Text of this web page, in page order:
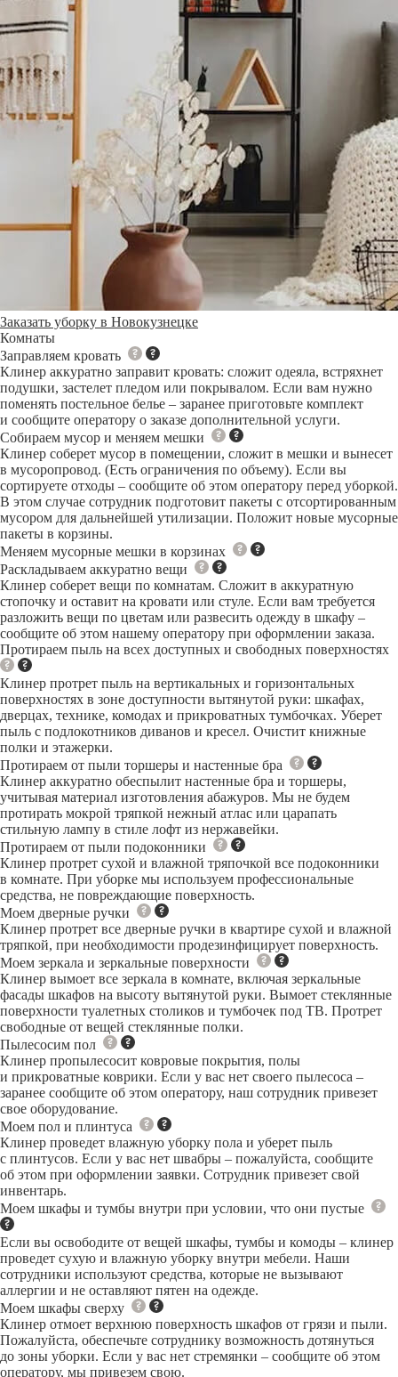
Заказать уборку в Новокузнецке
Комнаты
Заправляем кровать
Клинер аккуратно заправит кровать: сложит одеяла, встряхнет
подушки, застелет пледом или покрывалом. Если вам нужно
поменять постельное белье – заранее приготовьте комплект
и сообщите оператору о заказе дополнительной услуги.
Собираем мусор и меняем мешки
Клинер соберет мусор в помещении, сложит в мешки и вынесет
в мусоропровод. (Есть ограничения по объему). Если вы
сортируете отходы – сообщите об этом оператору перед уборкой.
В этом случае сотрудник подготовит пакеты с отсортированным
мусором для дальнейшей утилизации. Положит новые мусорные
пакеты в корзины.
Меняем мусорные мешки в корзинах
Раскладываем аккуратно вещи
Клинер соберет вещи по комнатам. Сложит в аккуратную
стопочку и оставит на кровати или стуле. Если вам требуется
разложить вещи по цветам или развесить одежду в шкафу –
сообщите об этом нашему оператору при оформлении заказа.
Протираем пыль на всех доступных и свободных поверхностях
Клинер протрет пыль на вертикальных и горизонтальных
поверхностях в зоне доступности вытянутой руки: шкафах,
дверцах, технике, комодах и прикроватных тумбочках. Уберет
пыль с подлокотников диванов и кресел. Очистит книжные
полки и этажерки.
Протираем от пыли торшеры и настенные бра
Клинер аккуратно обеспылит настенные бра и торшеры,
учитывая материал изготовления абажуров. Мы не будем
протирать мокрой тряпкой нежный атлас или царапать
стильную лампу в стиле лофт из нержавейки.
Протираем от пыли подоконники
Клинер протрет сухой и влажной тряпочкой все подоконники
в комнате. При уборке мы используем профессиональные
средства, не повреждающие поверхность.
Моем дверные ручки
Клинер протрет все дверные ручки в квартире сухой и влажной
тряпкой, при необходимости продезинфицирует поверхность.
Моем зеркала и зеркальные поверхности
Клинер вымоет все зеркала в комнате, включая зеркальные
фасады шкафов на высоту вытянутой руки. Вымоет стеклянные
поверхности туалетных столиков и тумбочек под ТВ. Протрет
свободные от вещей стеклянные полки.
Пылесосим пол
Клинер пропылесосит ковровые покрытия, полы
и прикроватные коврики. Если у вас нет своего пылесоса –
заранее сообщите об этом оператору, наш сотрудник привезет
свое оборудование.
Моем пол и плинтуса
Клинер проведет влажную уборку пола и уберет пыль
с плинтусов. Если у вас нет швабры – пожалуйста, сообщите
об этом при оформлении заявки. Сотрудник привезет свой
инвентарь.
Моем шкафы и тумбы внутри при условии, что они пустые
Если вы освободите от вещей шкафы, тумбы и комоды – клинер
проведет сухую и влажную уборку внутри мебели. Наши
сотрудники используют средства, которые не вызывают
аллергии и не оставляют пятен на одежде.
Моем шкафы сверху
Клинер отмоет верхнюю поверхность шкафов от грязи и пыли.
Пожалуйста, обеспечьте сотруднику возможность дотянуться
до зоны уборки. Если у вас нет стремянки – сообщите об этом
оператору, мы привезем свою.